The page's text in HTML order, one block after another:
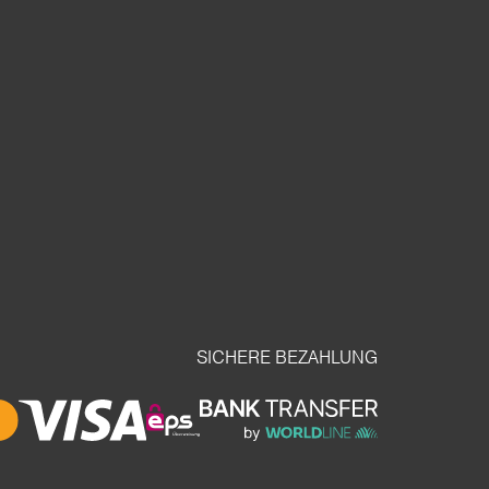
SICHERE BEZAHLUNG